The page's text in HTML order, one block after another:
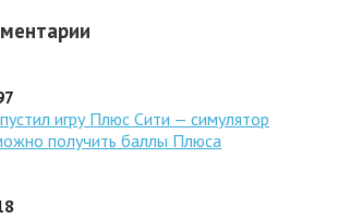
игру Плюс Сити — симулятор
получить баллы Плюса